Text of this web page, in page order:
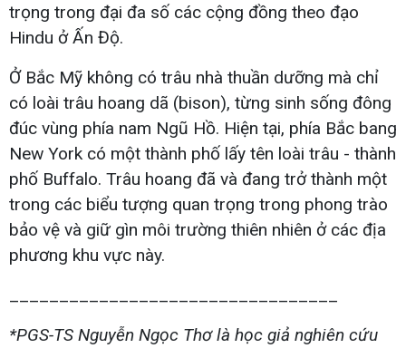
trọng trong đại đa số các cộng đồng theo đạo
Hindu ở Ấn Độ.
Ở Bắc Mỹ không có trâu nhà thuần dưỡng mà chỉ
có loài trâu hoang dã (bison), từng sinh sống đông
đúc vùng phía nam Ngũ Hồ. Hiện tại, phía Bắc bang
New York có một thành phố lấy tên loài trâu - thành
phố Buffalo. Trâu hoang đã và đang trở thành một
trong các biểu tượng quan trọng trong phong trào
bảo vệ và giữ gìn môi trường thiên nhiên ở các địa
phương khu vực này.
*PGS-TS Nguyễn Ngọc Thơ là học giả nghiên cứu